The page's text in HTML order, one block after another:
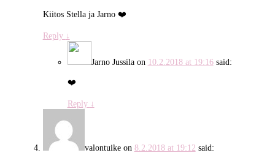
Kiitos Stella ja Jarno ❤️
Reply ↓
Jarno Jussilaon 10.2.2018 at 19:16 said:
❤️
Reply ↓
valontuikeon 8.2.2018 at 19:12 said: